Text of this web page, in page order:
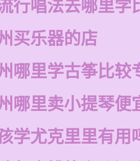
行唱法去哪里学
买乐器的店
哪里学古筝比较
哪里卖小提琴便
学尤克里里有用